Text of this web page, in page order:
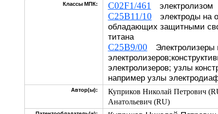
Классы МПК: C02F1/461 электролизом
C25B11/10 электроды на
обладающих защитными
титана
C25B9/00 Электролизеры
электролизеров; узлы
например узлы
Автор(ы):
Куприков Николай Петрович
Анатольевич (RU)